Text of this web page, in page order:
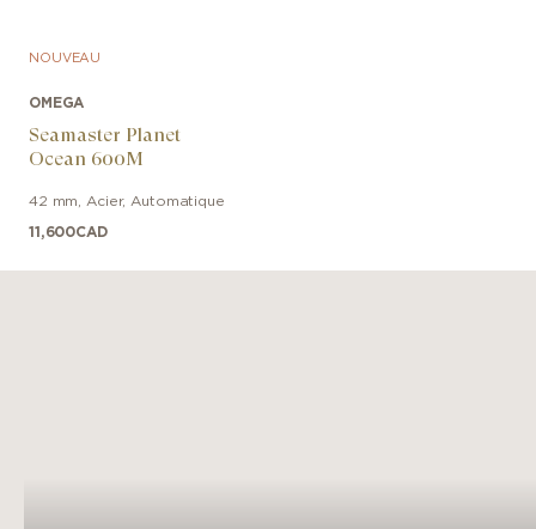
NOUVEAU
OMEGA
Seamaster Planet
Ocean 600M
42 mm Acier, Automatique
11,600CAD